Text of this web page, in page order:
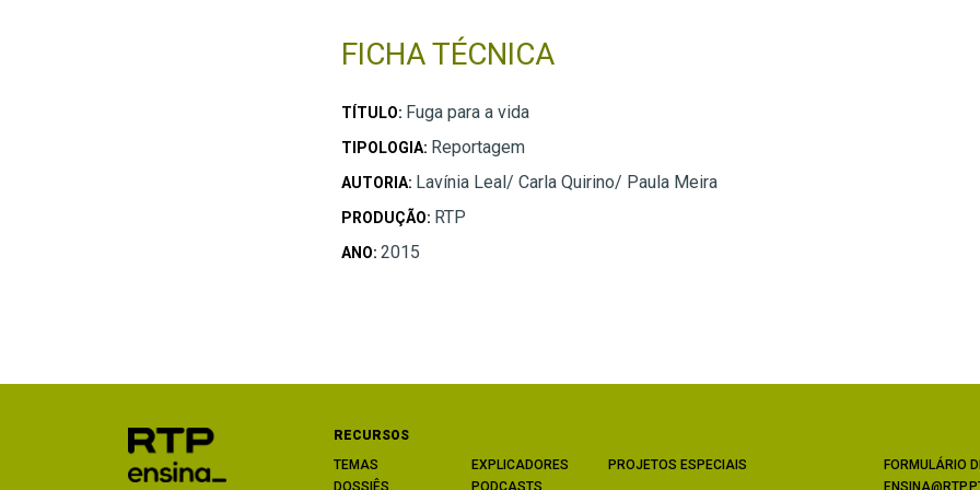
FICHA TÉCNICA
TÍTULO: Fuga para a vida
TIPOLOGIA: Reportagem
AUTORIA: Lavínia Leal/ Carla Quirino/ Paula Meira
PRODUÇÃO: RTP
ANO: 2015
RECURSOS
TEMAS
DOSSIÊS
EXPLICADORES
PODCASTS
PROJETOS ESPECIAIS
FORMULÁRIO